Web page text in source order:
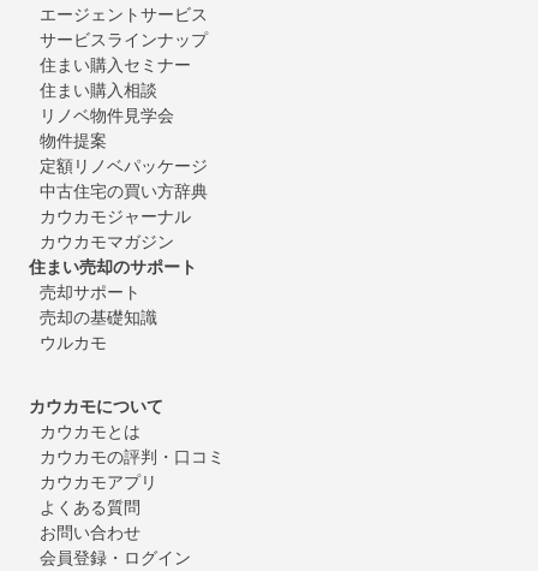
エージェントサービス
サービスラインナップ
住まい購入セミナー
住まい購入相談
リノベ物件見学会
物件提案
定額リノベパッケージ
中古住宅の買い方辞典
カウカモジャーナル
カウカモマガジン
住まい売却のサポート
売却サポート
売却の基礎知識
ウルカモ
カウカモについて
カウカモとは
カウカモの評判・口コミ
カウカモアプリ
よくある質問
お問い合わせ
会員登録・ログイン